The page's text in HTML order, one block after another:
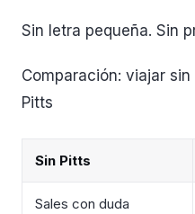
Sin letra pequeña. Sin
Comparación: viajar
Pitts
Sin Pitts
Sales con duda